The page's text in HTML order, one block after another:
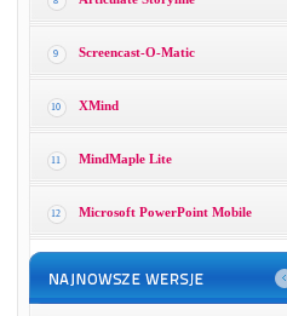
9 Screencast-O-Matic
10 XMind
11 MindMaple Lite
12 Microsoft PowerPoint Mobile